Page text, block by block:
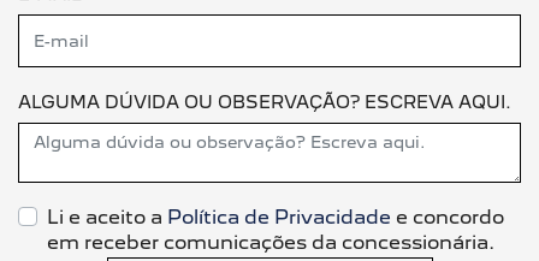
ALGUMA DÚVIDA OU OBSERVAÇÃO? ESCREVA AQUI.
Li e aceito a Política de Privacidade e concordo
em receber comunicações da concessionária.